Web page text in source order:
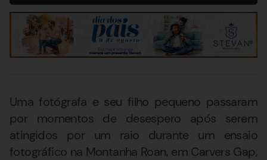
Uma fotógrafa e seu filho pequeno passaram
por momentos de desespero após serem
atingidos por um raio durante um ensaio
fotográfico na Montanha Roan, em Carvers Gap,